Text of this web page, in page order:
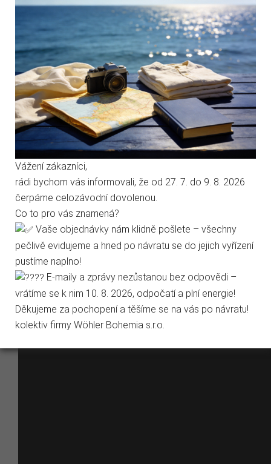
průměr
13 - 30 mm
řízení PLC, dotykový displej
elektrické
připojení
400 V / 50 Hz
stlačený
vzduch
6 bar
Bezpečnostní standard CE.
Tyto webové stránky ukládají v souladu se zákony na vaše
zařízení soubory, obecně nazývané cookies. Používáním
těchto stránek s tím vyjadřujete souhlas.
Technické cookies
Analytické cookies
Marketingové cookies
Jen nezbytné Přijmout vše
Přejít na stránku Podrobně o cookies
Vážení zákazníci,
rádi bychom vás informovali, že od 27. 7. do 9. 8. 2026
čerpáme celozávodní dovolenou.
Co to pro vás znamená?
Vaše objednávky nám klidně pošlete – všechny
pečlivě evidujeme a hned po návratu se do jejich vyřízení
pustíme naplno!
E-maily a zprávy nezůstanou bez odpovědi –
vrátíme se k nim 10. 8. 2026, odpočatí a plní energie!
Děkujeme za pochopení a těšíme se na vás po návratu!
kolektiv firmy Wöhler Bohemia s.r.o.